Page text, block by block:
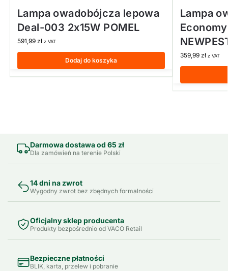
Lampa owadobójcza lepowa
Deal-003 2x15W POMEL
591,99 zł z VAT
Dodaj do koszyka
Lampa
Economy
359,99 zł z VAT
Darmowa dostawa od 65 zł
Dla zamówień na terenie Polski
14 dni na zwrot
Wygodny zwrot bez zbędnych formalności
Oficjalny sklep producenta
Produkty bezpośrednio od VACO Retail
Bezpieczne płatności
BLIK, karta, przelew i pobranie